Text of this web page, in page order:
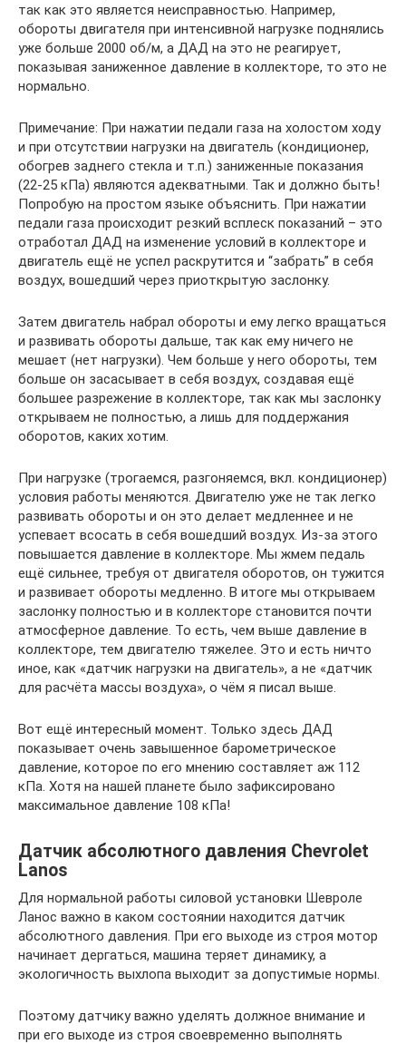
так как это является неисправностью. Например,
обороты двигателя при интенсивной нагрузке поднялись
уже больше 2000 об/м, а ДАД на это не реагирует,
показывая заниженное давление в коллекторе, то это не
нормально.
Примечание: При нажатии педали газа на холостом ходу
и при отсутствии нагрузки на двигатель (кондиционер,
обогрев заднего стекла и т.п.) заниженные показания
(22-25 кПа) являются адекватными. Так и должно быть!
Попробую на простом языке объяснить. При нажатии
педали газа происходит резкий всплеск показаний – это
отработал ДАД на изменение условий в коллекторе и
двигатель ещё не успел раскрутится и “забрать” в себя
воздух, вошедший через приоткрытую заслонку.
Затем двигатель набрал обороты и ему легко вращаться
и развивать обороты дальше, так как ему ничего не
мешает (нет нагрузки). Чем больше у него обороты, тем
больше он засасывает в себя воздух, создавая ещё
большее разрежение в коллекторе, так как мы заслонку
открываем не полностью, а лишь для поддержания
оборотов, каких хотим.
При нагрузке (трогаемся, разгоняемся, вкл. кондиционер)
условия работы меняются. Двигателю уже не так легко
развивать обороты и он это делает медленнее и не
успевает всосать в себя вошедший воздух. Из-за этого
повышается давление в коллекторе. Мы жмем педаль
ещё сильнее, требуя от двигателя оборотов, он тужится
и развивает обороты медленно. В итоге мы открываем
заслонку полностью и в коллекторе становится почти
атмосферное давление. То есть, чем выше давление в
коллекторе, тем двигателю тяжелее. Это и есть ничто
иное, как «датчик нагрузки на двигатель», а не «датчик
для расчёта массы воздуха», о чём я писал выше.
Вот ещё интересный момент. Только здесь ДАД
показывает очень завышенное барометрическое
давление, которое по его мнению составляет аж 112
кПа. Хотя на нашей планете было зафиксировано
максимальное давление 108 кПа!
Датчик абсолютного давления Chevrolet
Lanos
Для нормальной работы силовой установки Шевроле
Ланос важно в каком состоянии находится датчик
абсолютного давления. При его выходе из строя мотор
начинает дергаться, машина теряет динамику, а
экологичность выхлопа выходит за допустимые нормы.
Поэтому датчику важно уделять должное внимание и
при его выходе из строя своевременно выполнять